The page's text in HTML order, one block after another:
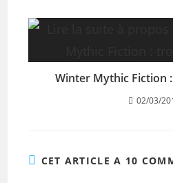
Winter Mythic Fiction
02/03/
CET ARTICLE A 10